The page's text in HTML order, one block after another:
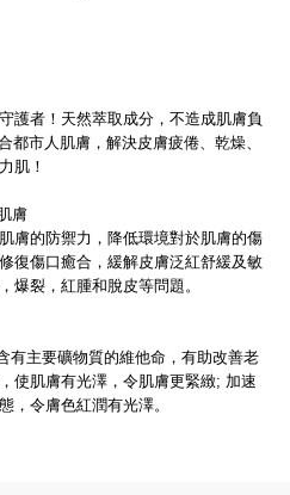
護者！天然萃取成分，不造成肌膚負
都市人肌膚，解決皮膚疲倦、乾燥、
肌！
膚
膚的防禦力，降低環境對於肌膚的傷
復傷口癒合，緩解皮膚泛紅舒緩及敏
爆裂，紅腫和脫皮等問題。
有主要礦物質的維他命，有助改善老
使肌膚有光澤，令肌膚更緊緻; 加速
，令膚色紅潤有光澤。